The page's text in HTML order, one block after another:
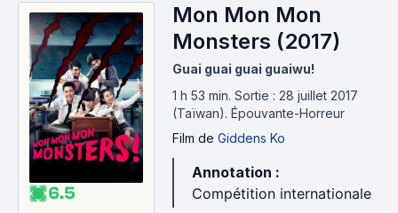
6.5
Mon Mon Mon
Monsters (2017)
Guai guai guai guaiwu!
1 h 53 min. Sortie : 28 juillet 2017
(Taïwan). Épouvante-Horreur
Film de Giddens Ko
Annotation :
Compétition internationale